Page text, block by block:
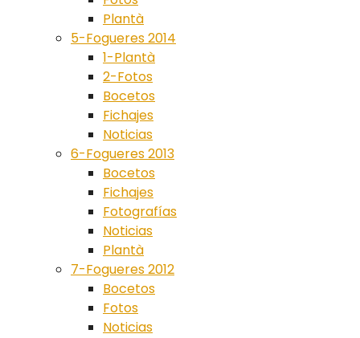
Plantà
5-Fogueres 2014
1-Plantà
2-Fotos
Bocetos
Fichajes
Noticias
6-Fogueres 2013
Bocetos
Fichajes
Fotografías
Noticias
Plantà
7-Fogueres 2012
Bocetos
Fotos
Noticias